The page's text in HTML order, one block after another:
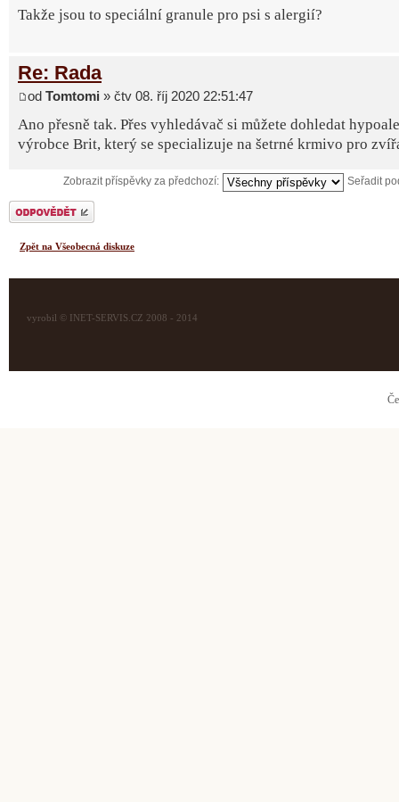
Takže jsou to speciální granule pro psi s alergií?
Re: Rada
od Tomtomi » čtv 08. říj 2020 22:51:47
Ano přesně tak. Přes vyhledávač si můžete dohledat
výrobce Brit, který se specializuje na šetrné krmivo pro
Zobrazit příspěvky za předchozí: Seřadit
Odeslat odpověď
Zpět na Všeobecná diskuze
vyrobil © INET-SERVIS.CZ 2008 - 2014